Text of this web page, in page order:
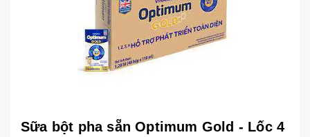
Sữa bột pha sẵn Optimum Gold - Lốc 4